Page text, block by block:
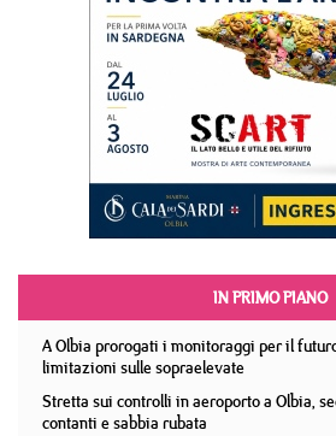
IN PRIMO PIANO
A Olbia prorogati i monitoraggi per il
limitazioni sulle sopraelevate
Stretta sui controlli in aeroporto a Olbia,
contanti e sabbia rubata